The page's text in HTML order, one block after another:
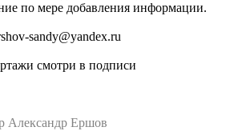
по мере добавления информации.
sandy@yandex.ru
смотри в подписи
Александр Ершов